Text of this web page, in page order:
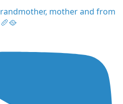
mother and from